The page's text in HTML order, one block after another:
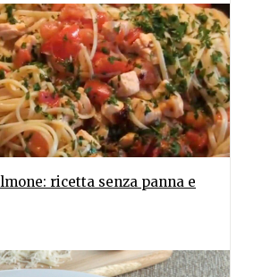
ricetta senza panna e